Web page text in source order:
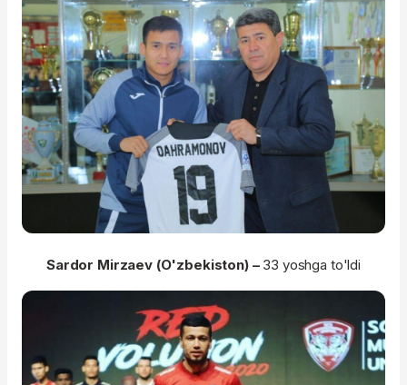
Sardor Mirzaev (O'zbekiston) –33 yoshga to'ldi